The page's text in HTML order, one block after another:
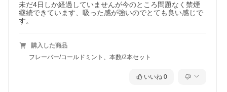
未だ4日しか経過していませんが今のところ問題なく禁煙
継続できています、吸った感が強いのでとても良い感じで
す。
購入した商品
フレーバー/コールドミント、本数/2本セット
いいね 0